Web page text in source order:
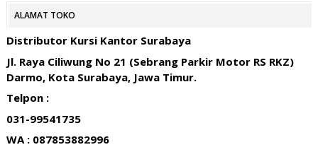
ALAMAT TOKO
Distributor Kursi Kantor Surabaya
Jl. Raya Ciliwung No 21 (Sebrang Parkir Motor RS RKZ)
Darmo, Kota Surabaya, Jawa Timur.
Telpon :
031-99541735
WA : 087853882996